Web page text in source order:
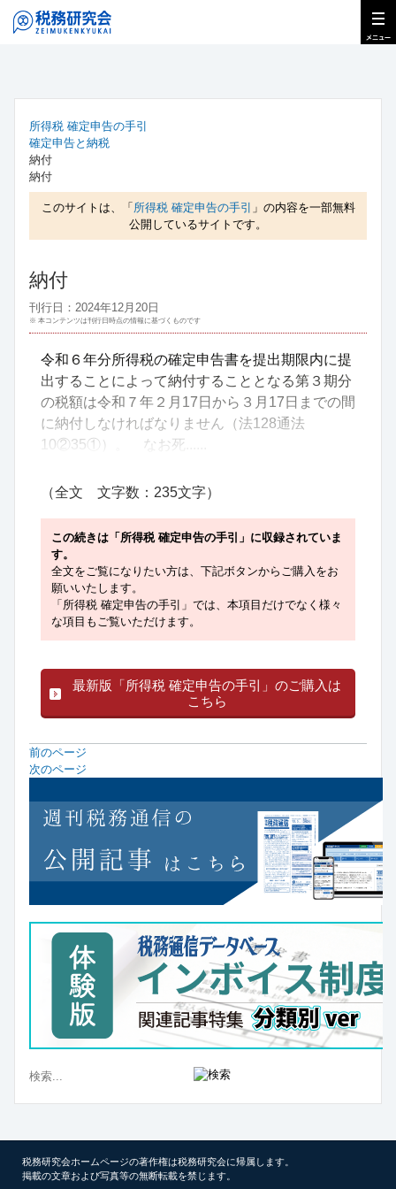
所得税 確定申告の手引
確定申告と納税
納付
納付
このサイトは、「 所得税 確定申告の手引
」の内容を一部無料
公開しているサイトです。
納付
刊行日：2024年12月20日
※ 本コンテンツは刊行日時点の情報に基づくものです
令和６年分所得税の確定申告書を提出期限内に提
出することによって納付することとなる第３期分
の税額は令和７年２月17日から３月17日までの間
に納付しなければなりません（法128通法
10②35①）。 なお死......
（全文 文字数：235文字）
この続きは「所得税 確定申告の手引」に収録されていま
す。
全文をご覧になりたい方は、下記ボタンからご購入をお
願いいたします。
「所得税 確定申告の手引」では、本項目だけでなく様々
な項目もご覧いただけます。
最新版「所得税 確定申告の手引」のご購入は
こちら
前のページ
次のページ
税務研究会ホームページの著作権は税務研究会に帰属します。
掲載の文章および写真等の無断転載を禁じます。